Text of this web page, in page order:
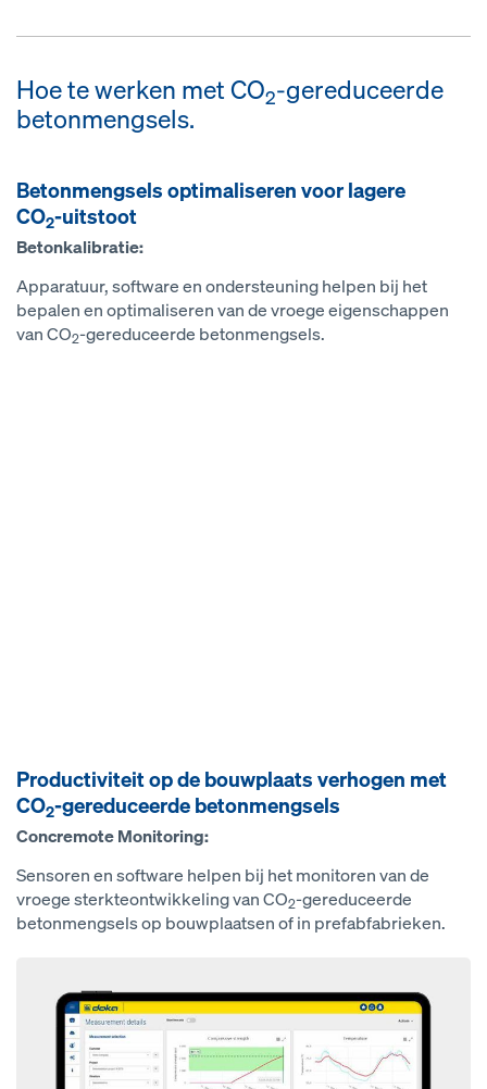
Hoe te werken met CO2-gereduceerde
betonmengsels.
Betonmengsels optimaliseren voor lagere
CO2-uitstoot
Betonkalibratie:
Apparatuur, software en ondersteuning helpen bij het
bepalen en optimaliseren van de vroege eigenschappen
van CO2-gereduceerde betonmengsels.
Productiviteit op de bouwplaats verhogen met
CO2-gereduceerde betonmengsels
Concremote Monitoring:
Sensoren en software helpen bij het monitoren van de
vroege sterkteontwikkeling van CO2-gereduceerde
betonmengsels op bouwplaatsen of in prefabfabrieken.